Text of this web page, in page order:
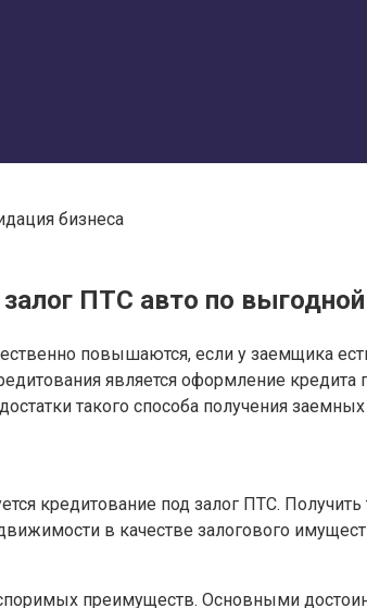
бизнеса
ПТС авто по выгодной
повышаются, если у заемщика
является оформление кредита
такого способа получения заемных
кредитование под залог ПТС.
в качестве залогового
преимуществ. Основными